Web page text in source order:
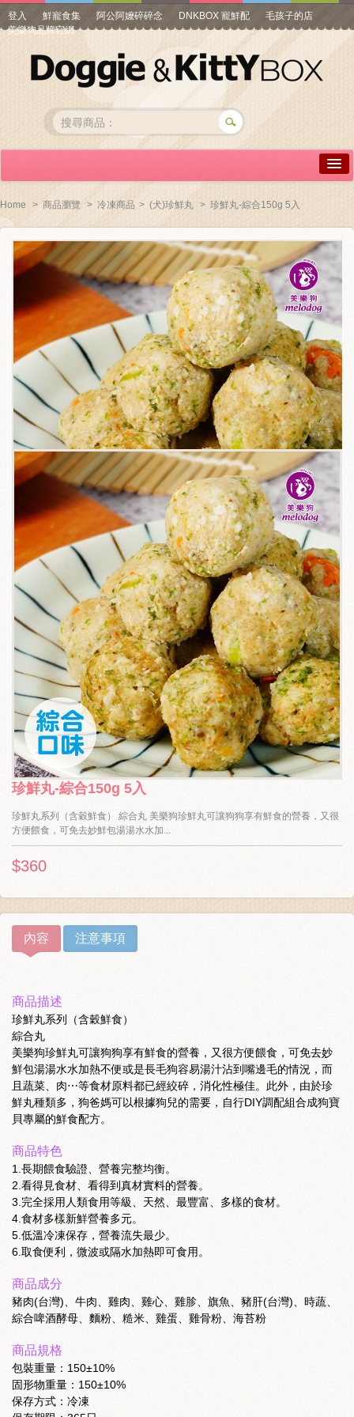
登入 鮮寵食集 阿公阿嬤碎碎念 DNKBOX 寵鮮配
毛孩子的店
美樂狗品牌官網
常見問答
商品瀏覽
線上訂購
帳號專區
關於我們
毛孩健康之道
Home > 商品瀏覽 > 冷凍商品 > (犬)珍鮮丸 > 珍鮮丸-綜合150g 5入
珍鮮丸-綜合150g 5入
珍鮮丸系列（含穀鮮食） 綜合丸 美樂狗珍鮮丸可讓狗狗享有鮮食的營養，又很
方便餵食，可免去妙鮮包湯湯水水加...
$360
內容 注意事項
商品描述
珍鮮丸系列（含穀鮮食）
綜合丸
美樂狗珍鮮丸可讓狗狗享有鮮食的營養，又很方便餵食，可免去妙
鮮包湯湯水水加熱不便或是長毛狗容易湯汁沾到嘴邊毛的情況，而
且蔬菜、肉⋯等食材原料都已經絞碎，消化性極佳。此外，由於珍
鮮丸種類多，狗爸媽可以根據狗兒的需要，自行DIY調配組合成狗寶
貝專屬的鮮食配方。
商品特色
1.長期餵食驗證、營養完整均衡。
2.看得見食材、看得到真材實料的營養。
3.完全採用人類食用等級、天然、最豐富、多樣的食材。
4.食材多樣新鮮營養多元。
5.低溫冷凍保存，營養流失最少。
6.取食便利，微波或隔水加熱即可食用。
商品成分
豬肉(台灣)、牛肉、雞肉、雞心、雞胗、旗魚、豬肝(台灣)、時蔬、
綜合啤酒酵母、麵粉、糙米、雞蛋、雞骨粉、海苔粉
商品規格
包裝重量：150±10%
固形物重量：150±10%
保存方式：冷凍